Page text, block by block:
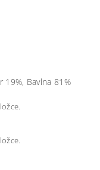
19%, Bavlna 81%